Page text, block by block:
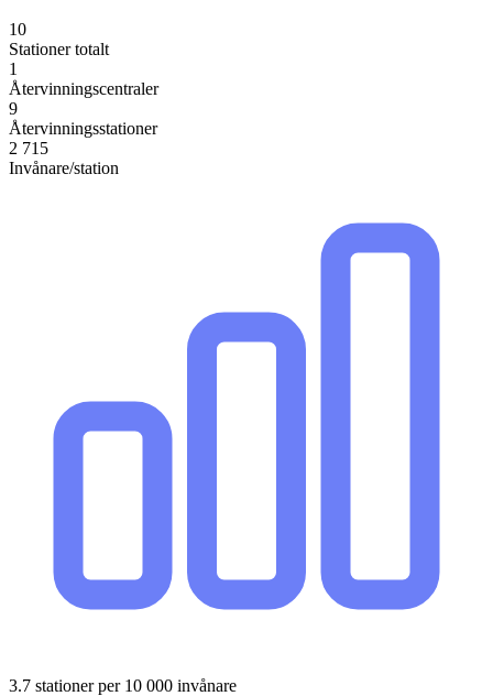
10
Stationer totalt
1
Återvinningscentraler
9
Återvinningsstationer
2 715
Invånare/station
3.7 stationer per 10 000 invånare